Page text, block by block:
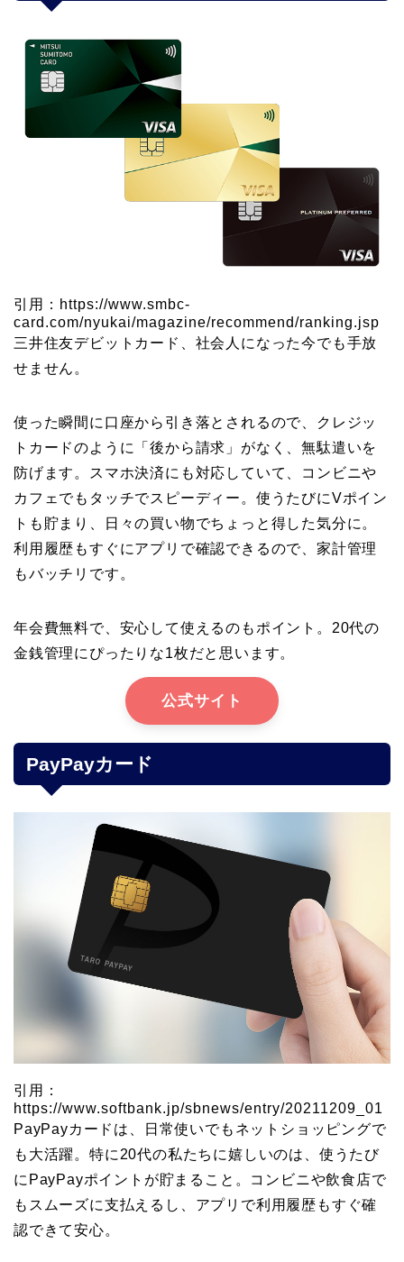
引用：https://www.smbc-
card.com/nyukai/magazine/recommend/ranking.jsp
三井住友デビットカード、社会人になった今でも手放
せません。
使った瞬間に口座から引き落とされるので、クレジッ
トカードのように「後から請求」がなく、無駄遣いを
防げます。スマホ決済にも対応していて、コンビニや
カフェでもタッチでスピーディー。使うたびにVポイン
トも貯まり、日々の買い物でちょっと得した気分に。
利用履歴もすぐにアプリで確認できるので、家計管理
もバッチリです。
年会費無料で、安心して使えるのもポイント。20代の
金銭管理にぴったりな1枚だと思います。
公式サイト
PayPayカード
引用：
https://www.softbank.jp/sbnews/entry/20211209_01
PayPayカードは、日常使いでもネットショッピングで
も大活躍。特に20代の私たちに嬉しいのは、使うたび
にPayPayポイントが貯まること。コンビニや飲食店で
もスムーズに支払えるし、アプリで利用履歴もすぐ確
認できて安心。